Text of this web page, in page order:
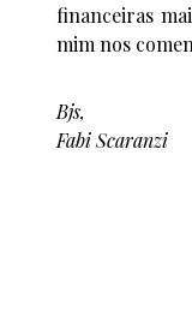
financeiras
mim nos
Bjs,
Fabi Scaranzi